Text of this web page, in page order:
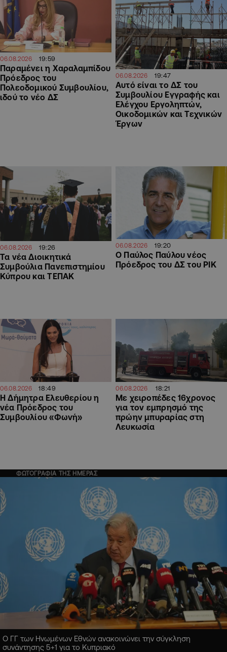
06.08.2026 19:59
Παραμένει η Χαραλαμπίδου
Πρόεδρος του
Πολεοδομικού Συμβουλίου,
ιδού το νέο ΔΣ
06.08.2026 19:47
Αυτό είναι το ΔΣ του
Συμβουλίου Εγγραφής και
Ελέγχου Εργοληπτών,
Οικοδομικών και Τεχνικών
Έργων
06.08.2026 19:26
Τα νέα Διοικητικά
Συμβούλια Πανεπιστημίου
Κύπρου και ΤΕΠΑΚ
06.08.2026 19:20
Ο Παύλος Παύλου νέος
Πρόεδρος του ΔΣ του ΡΙΚ
06.08.2026 18:49
Η Δήμητρα Ελευθερίου η
νέα Πρόεδρος του
Συμβουλίου «Φωνή»
06.08.2026 18:21
Με χειροπέδες 16χρονος
για τον εμπρησμό της
πρώην μπυραρίας στη
Λευκωσία
ΦΩΤΟΓΡΑΦΙΑ ΤΗΣ ΗΜΕΡΑΣ
Ο ΓΓ των Ηνωμένων Εθνών ανακοινώνει την σύγκληση
συνάντησης 5+1 για το Κυπριακό